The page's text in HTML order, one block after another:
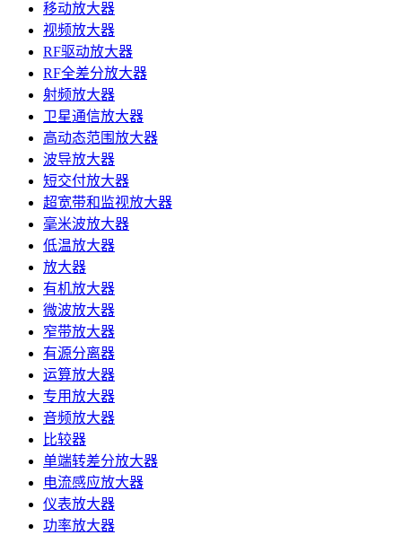
移动放大器
视频放大器
RF驱动放大器
RF全差分放大器
射频放大器
卫星通信放大器
高动态范围放大器
波导放大器
短交付放大器
超宽带和监视放大器
毫米波放大器
低温放大器
放大器
有机放大器
微波放大器
窄带放大器
有源分离器
运算放大器
专用放大器
音频放大器
比较器
单端转差分放大器
电流感应放大器
仪表放大器
功率放大器